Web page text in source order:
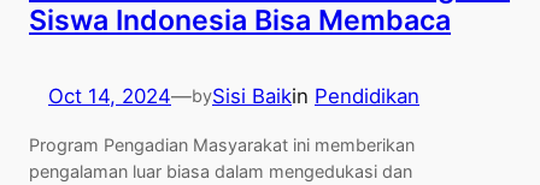
Siswa Indonesia Bisa Membaca
Oct 14, 2024—bySisi Baikin Pendidikan
Program Pengadian Masyarakat ini memberikan
pengalaman luar biasa dalam mengedukasi dan